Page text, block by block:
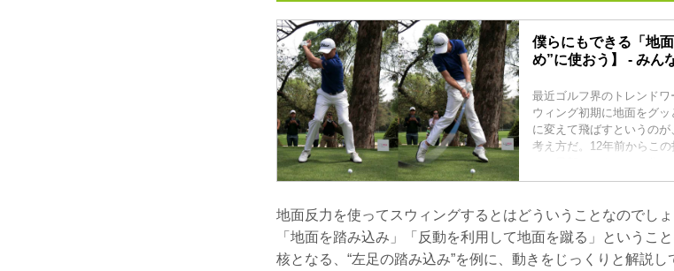
僕らにもできる「地
め”に使おう】 - みん
最近ゴルフ界のトレンド
ウィング初期に地面をグ
に変えて飛ばすというの
考え方だ。12年前からこ
に、最新かつもっとも分
た。
地面反力を使ってスウィングするとはどういうことなのでし
「地面を踏み込み」「反動を利用して地面を蹴る」というこ
核となる、“左足の踏み込み”を例に、動きをじっくりと解説し